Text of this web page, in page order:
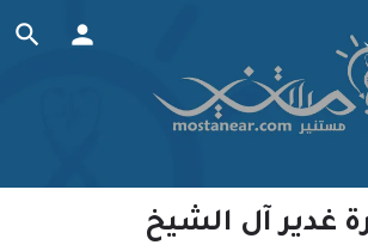
غدير آل الشيخ